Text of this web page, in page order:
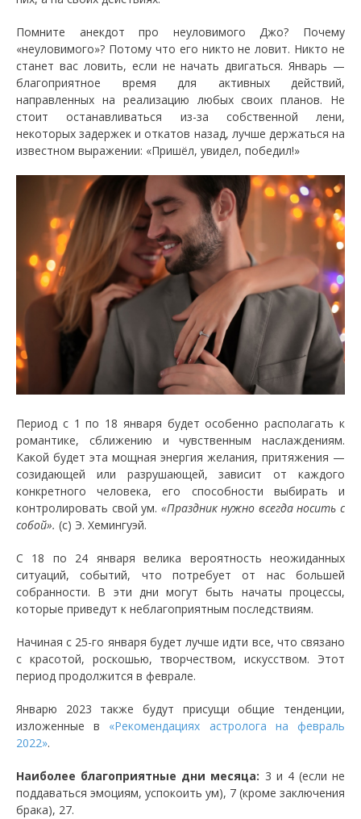
Помните анекдот про неуловимого Джо? Почему
«неуловимого»? Потому что его никто не ловит. Никто не
станет вас ловить, если не начать двигаться. Январь —
благоприятное время для активных действий,
направленных на реализацию любых своих планов. Не
стоит останавливаться из-за собственной лени,
некоторых задержек и откатов назад, лучше держаться на
известном выражении: «Пришёл, увидел, победил!»
Период с 1 по 18 января будет особенно располагать к
романтике, сближению и чувственным наслаждениям.
Какой будет эта мощная энергия желания, притяжения —
созидающей или разрушающей, зависит от каждого
конкретного человека, его способности выбирать и
контролировать свой ум. «Праздник нужно всегда носить с
собой». (с) Э. Хемингуэй.
С 18 по 24 января велика вероятность неожиданных
ситуаций, событий, что потребует от нас большей
собранности. В эти дни могут быть начаты процессы,
которые приведут к неблагоприятным последствиям.
Начиная с 25-го января будет лучше идти все, что связано
с красотой, роскошью, творчеством, искусством. Этот
период продолжится в феврале.
Январю 2023 также будут присущи общие тенденции,
изложенные в «Рекомендациях астролога на февраль
2022».
Наиболее благоприятные дни месяца: 3 и 4 (если не
поддаваться эмоциям, успокоить ум), 7 (кроме заключения
брака), 27.